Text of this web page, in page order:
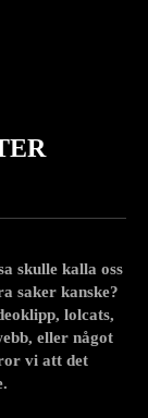
skulle kalla oss
saker kanske?
lolcats,
eller något
vi att det